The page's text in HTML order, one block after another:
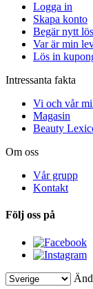
Logga in
Skapa konto
Begär nytt
Var är min
Lös in
Intressanta fakta
Vi och vår
Magasin
Beauty
Om oss
Vår grupp
Kontakt
Följ oss på